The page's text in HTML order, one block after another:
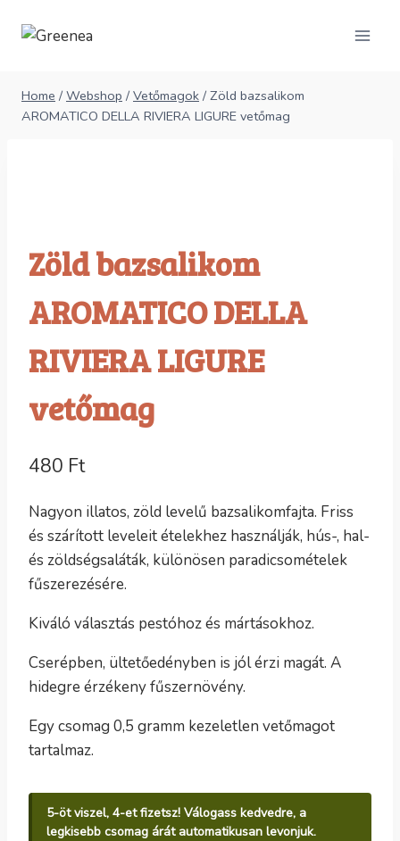
Home / Webshop / Vetőmagok / Zöld bazsalikom
AROMATICO DELLA RIVIERA LIGURE vetőmag
Zöld bazsalikom
AROMATICO DELLA
RIVIERA LIGURE
vetőmag
480 Ft
Nagyon illatos, zöld levelű bazsalikomfajta. Friss
és szárított leveleit ételekhez használják, hús-, hal-
és zöldségsaláták, különösen paradicsomételek
fűszerezésére.
Kiváló választás pestóhoz és mártásokhoz.
Cserépben, ültetőedényben is jól érzi magát. A
hidegre érzékeny fűszernövény.
Egy csomag 0,5 gramm kezeletlen vetőmagot
tartalmaz.
5-öt viszel, 4-et fizetsz! Válogass kedvedre, a
legkisebb csomag árát automatikusan levonjuk.